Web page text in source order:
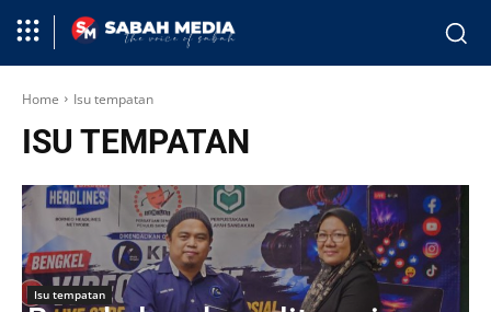
Home Isu tempatan
ISU TEMPATAN
Isu tempatan